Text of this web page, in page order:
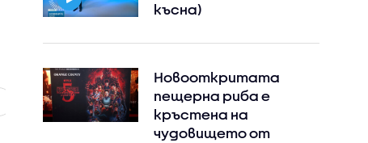
Instagram Facebook
късна)
Новооткритата
пещерна риба е
кръстена на
чудовището от